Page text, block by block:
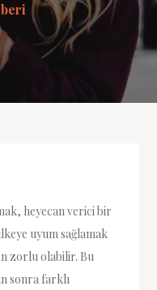
heyecan verici bir
uyum sağlamak
zorlu olabilir. Bu
sonra farklı